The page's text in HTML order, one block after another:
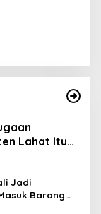
Lahat Itu
Jadi
Barang
WL